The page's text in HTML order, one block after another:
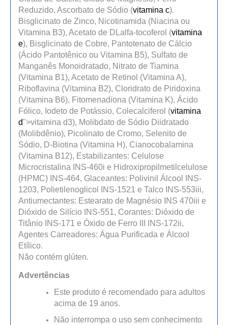
Reduzido, Ascorbato de Sódio (vitamina c).
Bisglicinato de Zinco, Nicotinamida (Niacina ou
Vitamina B3), Acetato de DLalfa-tocoferol (vitamina
e), Bisglicinato de Cobre, Pantotenato de Cálcio
(Ácido Pantotênico ou Vitamina B5), Sulfato de
Manganês Monoidratado, Nitrato de Tiamina
(Vitamina B1), Acetato de Retinol (Vitamina A),
Riboflavina (Vitamina B2), Cloridrato de Piridoxina
(Vitamina B6), Fitomenadiona (Vitamina K), Ácido
Fólico, Iodeto de Potássio, Colecalciferol (vitamina
d">vitamina d3), Molibdato de Sódio Diidratado
(Molibdênio), Picolinato de Cromo, Selenito de
Sódio, D-Biotina (Vitamina H), Cianocobalamina
(Vitamina B12), Estabilizantes: Celulose
Microcristalina INS-460i e Hidroxipropilmetilcelulose
(HPMC) INS-464, Glaceantes: Polivinil Álcool INS-
1203, Polietilenoglicol INS-1521 e Talco INS-553iii,
Antiumectantes: Estearato de Magnésio INS 470iii e
Dióxido de Silício INS-551, Corantes: Dióxido de
Titânio INS-171 e Óxido de Ferro III lNS-172ii,
Agentes Carreadores: Água Purificada e Álcool
Etílico.
Não contém glúten.
Advertências
Este produto é recomendado para adultos
acima de 19 anos.
Não interrompa o uso sem conhecimento